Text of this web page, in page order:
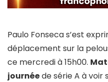
Paulo Fonseca s’est
déplacement sur la
ce mercredi à 15h00.
journéede série A à voir